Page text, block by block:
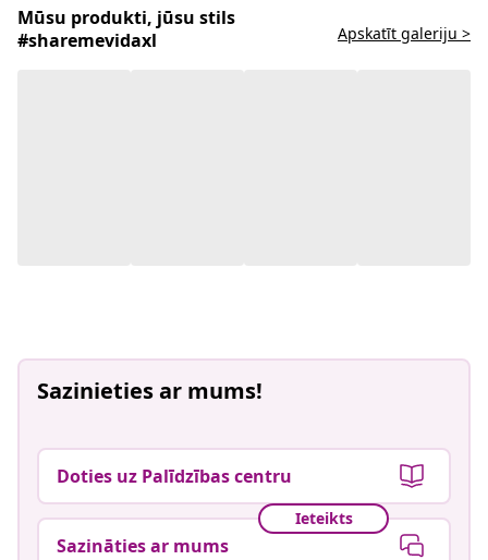
Mūsu produkti, jūsu stils
#sharemevidaxl
Apskatīt galeriju >
Sazinieties ar mums!
Doties uz Palīdzības centru
Ieteikts
Sazināties ar mums